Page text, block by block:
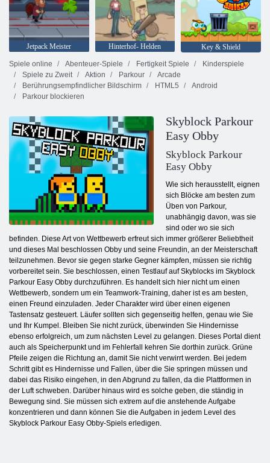
Jetpack Meister Hinterhof- Helden
Key & Shield
Spiele online
Abenteuer-Spiele Fertigkeit Spiele
Kinderspiele
Spiele zu Zweit
Aktion Parkour
Arcade
Berührungsempfindlicher Bildschirm
HTML5
Android
Parkour blockieren
Skyblock Parkour
Easy Obby
Skyblock Parkour
Easy Obby
Wie sich herausstellt, eignen
sich Blöcke am besten zum
Üben von Parkour,
unabhängig davon, was sie
sind oder wo sie sich
befinden. Diese Art von Wettbewerb erfreut sich immer größerer Beliebtheit
und dieses Mal beschlossen Obby und seine Freundin, an der Meisterschaft
teilzunehmen. Bevor sie gegen starke Gegner kämpfen, müssen sie richtig
vorbereitet sein. Sie beschlossen, einen Testlauf auf Skyblocks im Skyblock
Parkour Easy Obby durchzuführen. Es handelt sich hier nicht um einen
Wettbewerb, sondern um ein Teamwork-Training, daher ist es am besten,
einen Freund einzuladen. Jeder Charakter wird über einen eigenen
Tastensatz gesteuert. Läufer sollten sich gegenseitig helfen, genau wie Sie
und Ihr Kumpel. Bleiben Sie nicht zurück, überwinden Sie Hindernisse
ebenso erfolgreich, um zum nächsten Level zu gelangen. Dieses Portal dient
auch als Speicherpunkt und im Fehlerfall kehren Sie dorthin zurück. Grüne
Pfeile zeigen die Richtung an, damit Sie nicht verwirrt werden. Bei jedem
Schritt gibt es Hindernisse und Fallen, über die Sie springen müssen und
dabei das Risiko eingehen, in den Abgrund zu fallen, da die Plattformen in
der Luft schweben. Darüber hinaus wird es solche geben, die ständig in
Bewegung sind. Sie müssen sich extrem auf die anstehende Aufgabe
konzentrieren und dann können Sie die Aufgaben in jedem Level des
Skyblock Parkour Easy Obby-Spiels erledigen.